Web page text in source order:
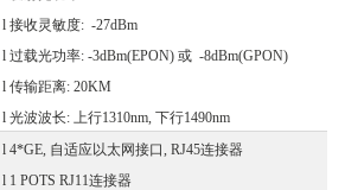
l接收灵敏度: -27dBm
l过载光功率: -3dBm(EPON) 或 -8dBm(GPON)
l传输距离: 20KM
l光波波长: 上行1310nm, 下行1490nm
l4*GE, 自适应以太网接口, RJ45连接器
l 1 POTS RJ11连接器